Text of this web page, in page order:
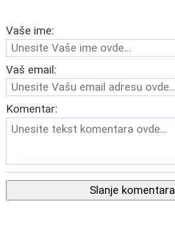
Vaše ime:
Vaš email:
Komentar:
Slanje komentara